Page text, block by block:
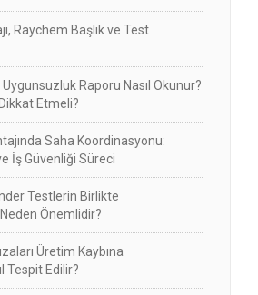
Raychem Başlık ve Test
Uygunsuzluk Raporu Nasıl Okunur?
Etmeli?
Saha Koordinasyonu:
İş Güvenliği Süreci
Testlerin Birlikte
Önemlidir?
Üretim Kaybına
Tespit Edilir?